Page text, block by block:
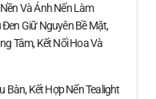
Và Ánh Nến Làm
Giữ Nguyên Bề Mặt,
Tâm, Kết Nối Hoa Và
Bàn, Kết Hợp Nến Tealight